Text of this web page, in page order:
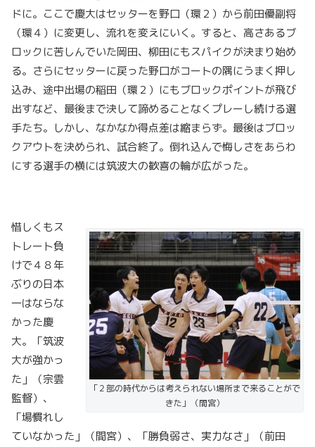
ドに。ここで慶大はセッターを野口（環２）から前田優副将
（環４）に変更し、流れを変えにいく。すると、高さあるブ
ロックに苦しんでいた岡田、柳田にもスパイクが決まり始め
る。さらにセッターに戻った野口がコートの隅にうまく押し
込み、途中出場の稲田（環２）にもブロックポイントが飛び
出すなど、最後まで決して諦めることなくプレーし続ける選
手たち。しかし、なかなか得点差は縮まらず。最後はブロッ
クアウトを決められ、試合終了。倒れ込んで悔しさをあらわ
にする選手の横には筑波大の歓喜の輪が広がった。
「２部の時代からは考えられない場所まで来ることがで
きた」（間宮）
惜しくもス
トレート負
けで４８年
ぶりの日本
一はならな
かった慶
大。「筑波
大が強かっ
た」（宗雲
監督）、
「場慣れし
ていなかった」（間宮）、「勝負弱さ、実力なさ」（前田